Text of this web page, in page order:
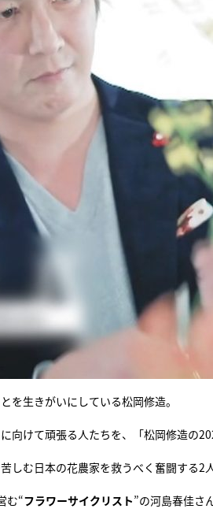
を生きがいにしている松岡修造。
向けて頑張る人たちを、「松岡修造の
しむ日本の花農家を救うべく奮闘する2
む“フラワーサイクリスト”の河島春佳さ